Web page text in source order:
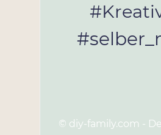
© diy-family.com -